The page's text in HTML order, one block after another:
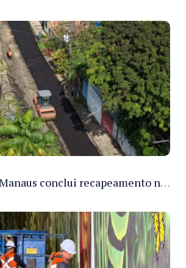
Prefeitura de Manaus conclui recapeamento na rua Praia de Itamaracá e melhora mobilidade no Parque Rio Solimões